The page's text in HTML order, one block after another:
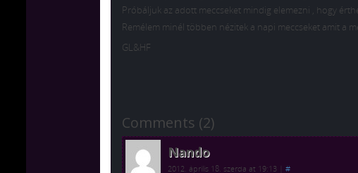
Próbáljuk az adott meccseket mindig elemezni , hogy
Remélem minél többen nézitek a napi meccseket amit a
GL&HF
Comments (2)
Nando
2012. április 18. szerda at 19:13 #